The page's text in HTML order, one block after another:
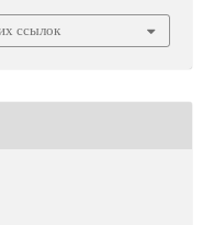
ссылок